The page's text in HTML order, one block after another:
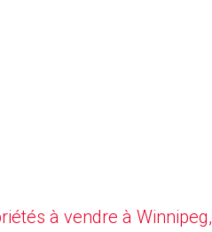
à vendre à Winnipeg,